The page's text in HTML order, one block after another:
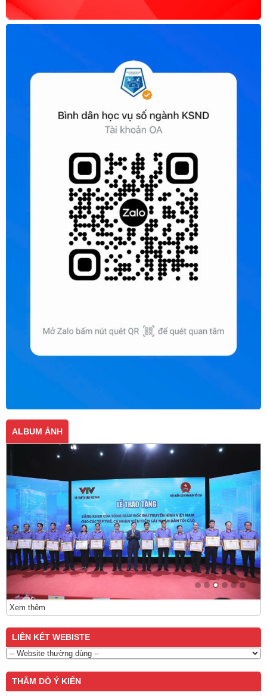
ALBUM ẢNH
Xem thêm
LIÊN KẾT WEBISTE
THĂM DÒ Ý KIẾN